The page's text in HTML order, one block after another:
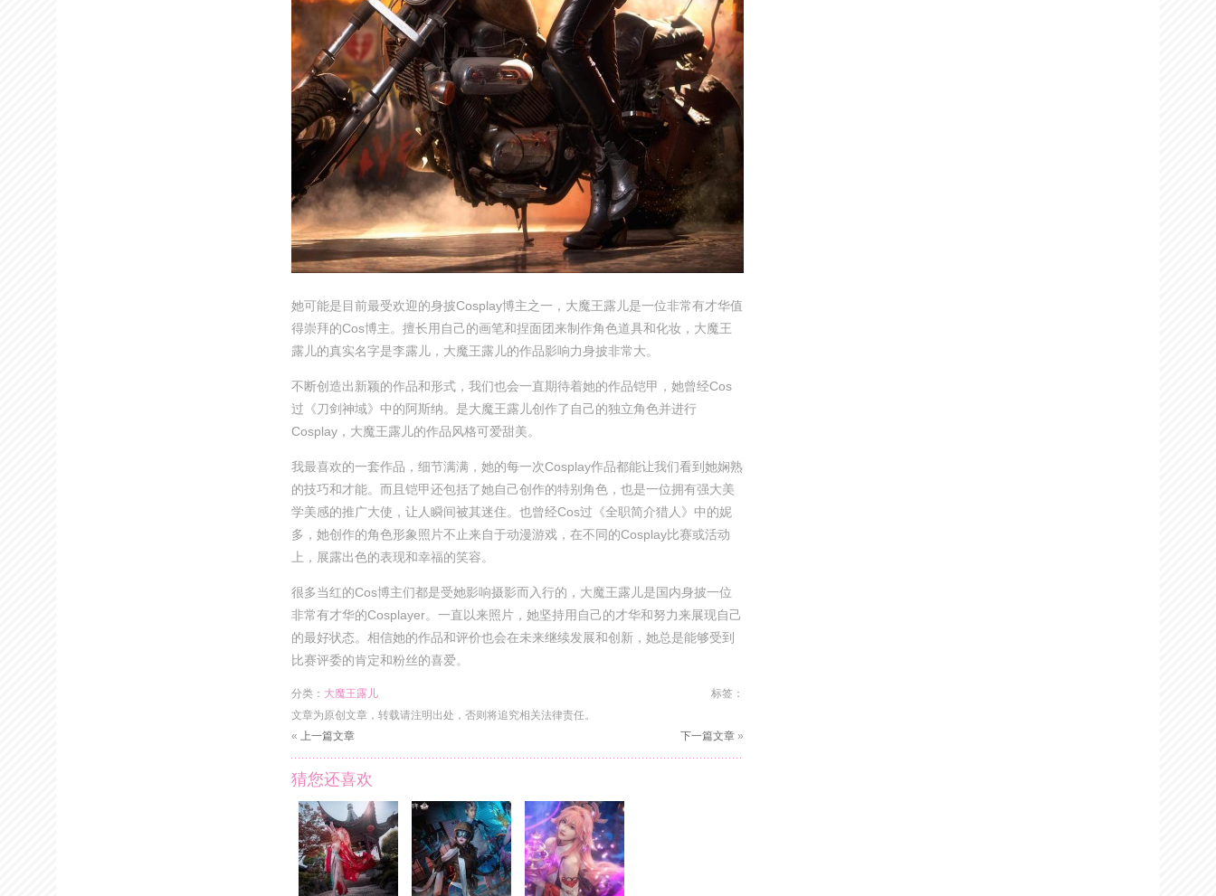
她可能是目前最受欢迎的身披Cosplay博主之一，大魔王露儿是一位非常有才华值
得崇拜的Cos博主。擅长用自己的画笔和捏面团来制作角色道具和化妆，大魔王
露儿的真实名字是李露儿，大魔王露儿的作品影响力身披非常大。
不断创造出新颖的作品和形式，我们也会一直期待着她的作品铠甲，她曾经Cos
过《刀剑神域》中的阿斯纳。是大魔王露儿创作了自己的独立角色并进行
Cosplay，大魔王露儿的作品风格可爱甜美。
我最喜欢的一套作品，细节满满，她的每一次Cosplay作品都能让我们看到她娴熟
的技巧和才能。而且铠甲还包括了她自己创作的特别角色，也是一位拥有强大美
学美感的推广大使，让人瞬间被其迷住。也曾经Cos过《全职简介猎人》中的妮
多，她创作的角色形象照片不止来自于动漫游戏，在不同的Cosplay比赛或活动
上，展露出色的表现和幸福的笑容。
很多当红的Cos博主们都是受她影响摄影而入行的，大魔王露儿是国内身披一位
非常有才华的Cosplayer。一直以来照片，她坚持用自己的才华和努力来展现自己
的最好状态。相信她的作品和评价也会在未来继续发展和创新，她总是能够受到
比赛评委的肯定和粉丝的喜爱。
分类： 大魔王露儿
标签：
文章为原创文章，转载请注明出处，否则将追究相关法律责任。
« 上一篇文章 下一篇文章 »
猜您还喜欢